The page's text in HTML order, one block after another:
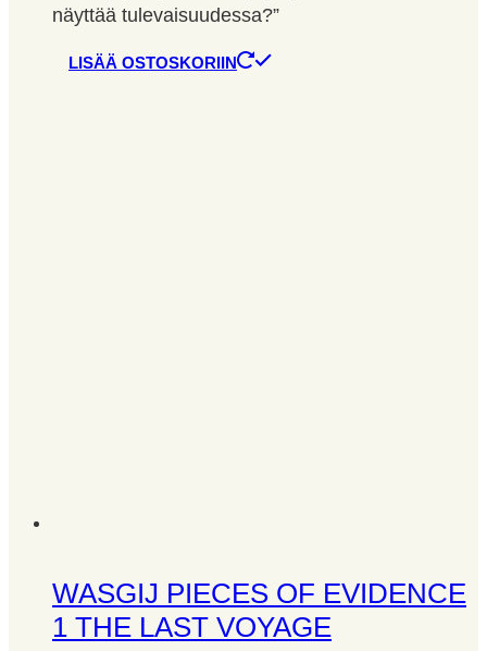
näyttää tulevaisuudessa?”
LISÄÄ OSTOSKORIIN
WASGIJ PIECES OF EVIDENCE
1 THE LAST VOYAGE